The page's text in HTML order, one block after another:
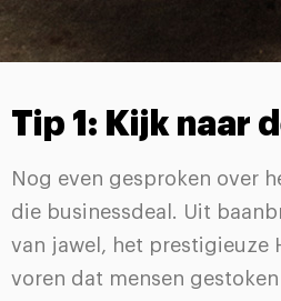
Tip 1: Kijk naar
Nog even gesproken over
die businessdeal. Uit
van jawel, het prestigieuze
voren dat mensen